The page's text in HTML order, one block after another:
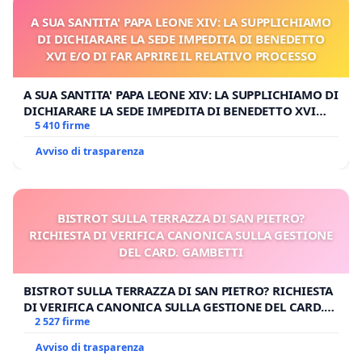
A SUA SANTITA' PAPA LEONE XIV: LA SUPPLICHIAMO
DI DICHIARARE LA SEDE IMPEDITA DI BENEDETTO
XVI E/O DI FAR APRIRE IL RELATIVO PROCESSO
A SUA SANTITA' PAPA LEONE XIV: LA SUPPLICHIAMO DI
DICHIARARE LA SEDE IMPEDITA DI BENEDETTO XVI
E/O DI FAR APRIRE IL RELATIVO PROCESSO
5 410 firme
Avviso di trasparenza
BISTROT SULLA TERRAZZA DI SAN PIETRO?
RICHIESTA DI VERIFICA CANONICA SULLA GESTIONE
DEL CARD. GAMBETTI
BISTROT SULLA TERRAZZA DI SAN PIETRO? RICHIESTA
DI VERIFICA CANONICA SULLA GESTIONE DEL CARD.
GAMBETTI
2 527 firme
Avviso di trasparenza